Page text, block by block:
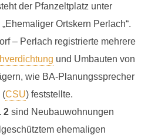
der Pfanzeltplatz unter
Ortskern Perlach“.
– Perlach registrierte mehrere
und Umbauten von
wie BA-Planungssprecher
(CSU) feststellte.
2sind Neubauwohnungen
ehemaligen